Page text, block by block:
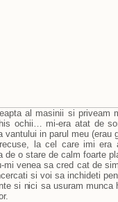
al masinii si priveam
ochii… mi-era atat de
vantului in parul meu (erau
la cel care imi era
de o stare de calm foarte
venea sa cred cat de
si voi sa inchideti
si nici sa usuram